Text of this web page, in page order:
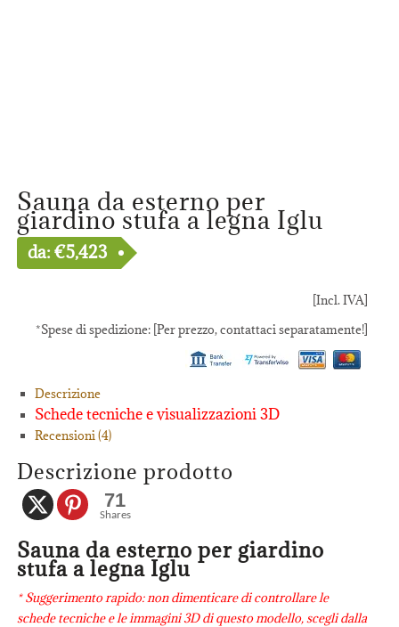
Sauna da esterno per
giardino stufa a legna Iglu
da:€5,423
[Incl. IVA]
*Spese di spedizione: [Per prezzo, contattaci separatamente!]
Descrizione
Schede tecniche e visualizzazioni 3D
Recensioni (4)
Descrizione prodotto
71
Shares
Sauna da esterno per giardino
stufa a legna Iglu
* Suggerimento rapido: non dimenticare di controllare le
schede tecniche e le immagini 3D di questo modello, scegli dalla